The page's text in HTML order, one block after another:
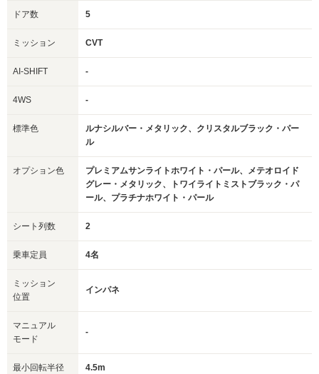
ドア数 5
ミッション CVT
AI-SHIFT -
4WS -
標準色
ルナシルバー・メタリック、クリスタルブラック・パー
ル
オプション色
プレミアムサンライトホワイト・パール、メテオロイド
グレー・メタリック、トワイライトミストブラック・パ
ール、プラチナホワイト・パール
シート列数 2
乗車定員 4名
ミッション
位置
インパネ
マニュアル
モード
-
最小回転半径 4.5m